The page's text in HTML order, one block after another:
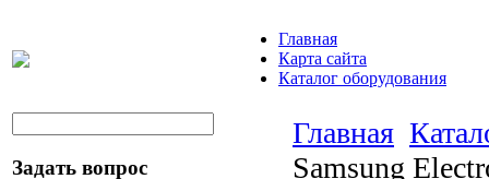
Главная
Карта сайта
Каталог оборудования
Задать вопрос
Главная
Samsung